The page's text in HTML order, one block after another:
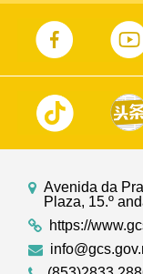
Avenida da
Plaza, 15.º
https://